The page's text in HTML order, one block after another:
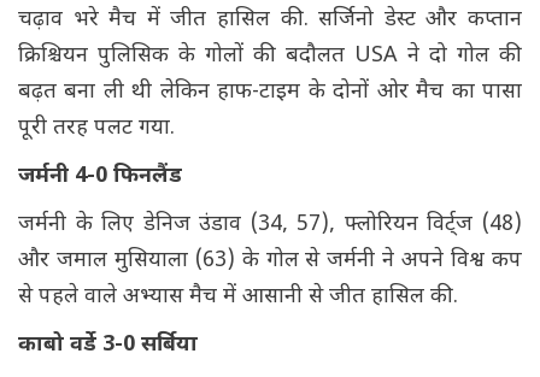
चढ़ाव भरे मैच में जीत हासिल की. ​​सर्जिनो डेस्ट और कप्तान
क्रिश्चियन पुलिसिक के गोलों की बदौलत USA ने दो गोल की
बढ़त बना ली थी लेकिन हाफ-टाइम के दोनों ओर मैच का पासा
पूरी तरह पलट गया.
जर्मनी 4-0 फिनलैंड
जर्मनी के लिए डेनिज उंडाव (34, 57), फ्लोरियन विर्ट्ज (48)
और जमाल मुसियाला (63) के गोल से जर्मनी ने अपने विश्व कप
से पहले वाले अभ्यास मैच में आसानी से जीत हासिल की.
काबो वर्डे 3-0 सर्बिया